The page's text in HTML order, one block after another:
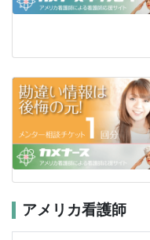
アメリカ看護師